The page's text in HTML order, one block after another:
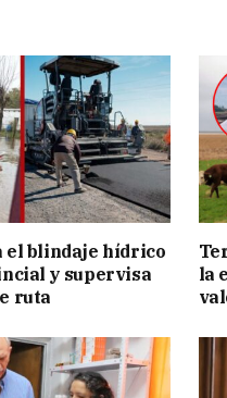
el blindaje hídrico
y supervisa
ruta
la